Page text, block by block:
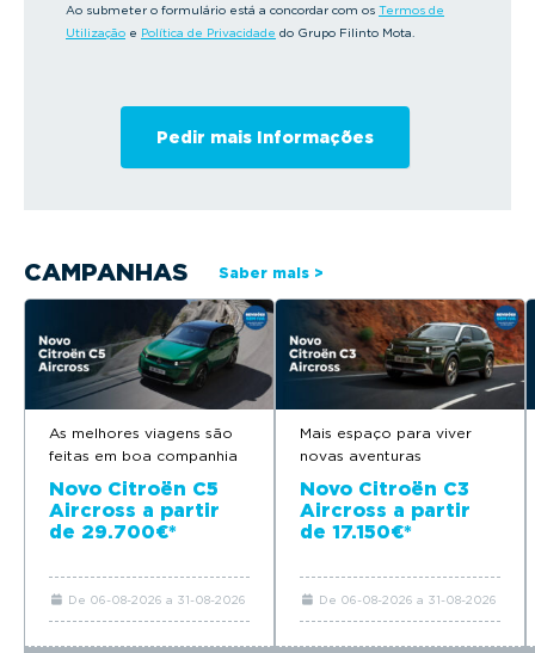
Ao submeter o formulário está a concordar com os Termos de
Utilização e Política de Privacidade do Grupo Filinto Mota.
CAMPANHAS Saber mais >
As melhores viagens são
feitas em boa companhia
Novo Citroën C5
Aircross a partir
de 29.700€*
De 06-08-2026 a 31-08-2026
Mais espaço para viver
novas aventuras
Novo Citroën C3
Aircross a partir
de 17.150€*
De 06-08-2026 a 31-08-2026